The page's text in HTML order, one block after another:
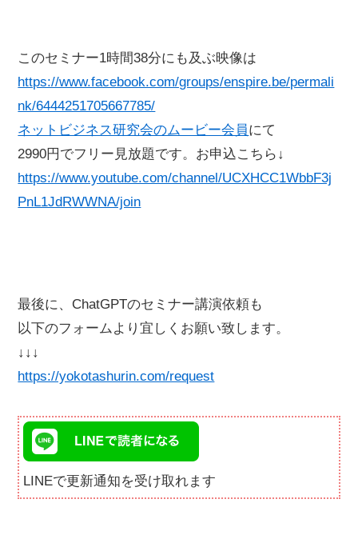
このセミナー1時間38分にも及ぶ映像は
https://www.facebook.com/groups/enspire.be/permali
nk/6444251705667785/
ネットビジネス研究会のムービー会員にて
2990円でフリー見放題です。お申込こちら↓
https://www.youtube.com/channel/UCXHCC1WbbF3j
PnL1JdRWWNA/join
最後に、ChatGPTのセミナー講演依頼も
以下のフォームより宜しくお願い致します。
↓↓↓
https://yokotashurin.com/request
LINEで更新通知を受け取れます